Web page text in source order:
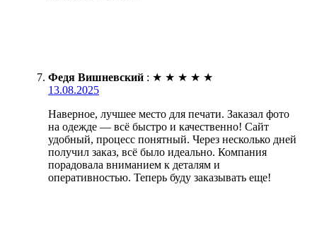
Федя Вишневский : ★ ★ ★ ★ ★
13.08.2025
Наверное, лучшее место для печати. Заказал фото
на одежде — всё быстро и качественно! Сайт
удобный, процесс понятный. Через несколько дней
получил заказ, всё было идеально. Компания
порадовала вниманием к деталям и
оперативностью. Теперь буду заказывать еще!